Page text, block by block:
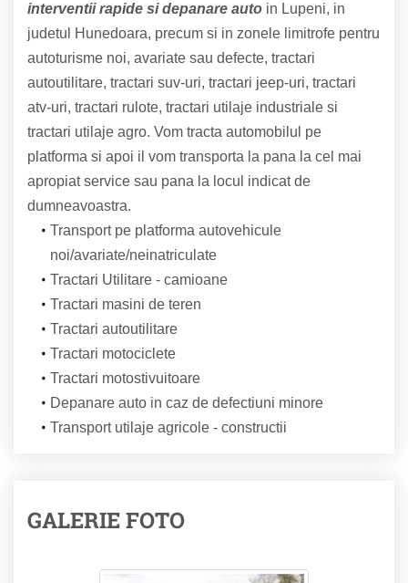
interventii rapide si depanare auto in Lupeni, in
judetul Hunedoara, precum si in zonele limitrofe pentru
autoturisme noi, avariate sau defecte, tractari
autoutilitare, tractari suv-uri, tractari jeep-uri, tractari
atv-uri, tractari rulote, tractari utilaje industriale si
tractari utilaje agro. Vom tracta automobilul pe
platforma si apoi il vom transporta la pana la cel mai
apropiat service sau pana la locul indicat de
dumneavoastra.
Transport pe platforma autovehicule
noi/avariate/neinatriculate
Tractari Utilitare - camioane
Tractari masini de teren
Tractari autoutilitare
Tractari motociclete
Tractari motostivuitoare
Depanare auto in caz de defectiuni minore
Transport utilaje agricole - constructii
GALERIE FOTO